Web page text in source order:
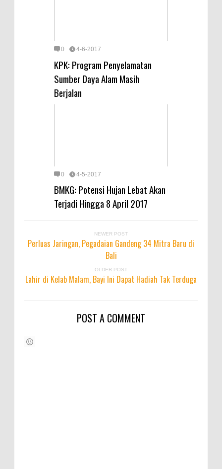
0 4-6-2017
KPK: Program Penyelamatan
Sumber Daya Alam Masih
Berjalan
0 4-5-2017
BMKG: Potensi Hujan Lebat Akan
Terjadi Hingga 8 April 2017
NEWER POST
Perluas Jaringan, Pegadaian Gandeng 34 Mitra Baru di
Bali
OLDER POST
Lahir di Kelab Malam, Bayi Ini Dapat Hadiah Tak Terduga
POST A COMMENT